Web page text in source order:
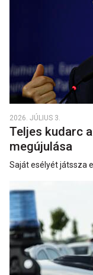
2026. JÚLIUS 3.
Teljes kudarc
megújulása
Saját esélyét játssza